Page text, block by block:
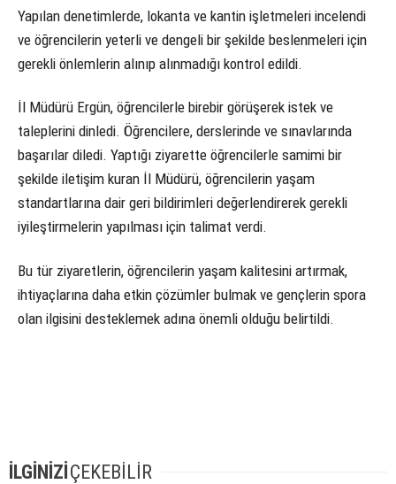
Yapılan denetimlerde, lokanta ve kantin işletmeleri incelendi
ve öğrencilerin yeterli ve dengeli bir şekilde beslenmeleri için
gerekli önlemlerin alınıp alınmadığı kontrol edildi.
İl Müdürü Ergün, öğrencilerle birebir görüşerek istek ve
taleplerini dinledi. Öğrencilere, derslerinde ve sınavlarında
başarılar diledi. Yaptığı ziyarette öğrencilerle samimi bir
şekilde iletişim kuran İl Müdürü, öğrencilerin yaşam
standartlarına dair geri bildirimleri değerlendirerek gerekli
iyileştirmelerin yapılması için talimat verdi.
Bu tür ziyaretlerin, öğrencilerin yaşam kalitesini artırmak,
ihtiyaçlarına daha etkin çözümler bulmak ve gençlerin spora
olan ilgisini desteklemek adına önemli olduğu belirtildi.
İLGİNİZİÇEKEBİLİR